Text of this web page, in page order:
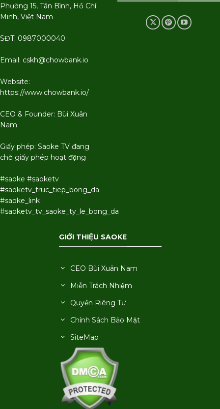
Phường 15, Tân Bình, Hồ Chí
Minh, Việt Nam
SĐT: 0987000040
Email: cskh@chowbank.io
Website:
https://www.chowbank.io/
CEO & Founder: Bùi Xuân
Nam
Giấy phép: Saoke TV đang
chờ giấy phép hoạt động
#saoke #saoketv
#saoketv_truc_tiep_bong_da
#saoke_link
#saoketv_tv_saoke_ty_le_bong_da
GIỚI THIỆU SAOKE
CEO Bùi Xuân Nam
Miễn Trách Nhiệm
Quyền Riêng Tư
Chính Sách Bảo Mật
SiteMap